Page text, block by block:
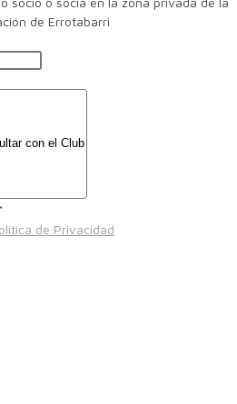
de Errotabarri
*
de Privacidad